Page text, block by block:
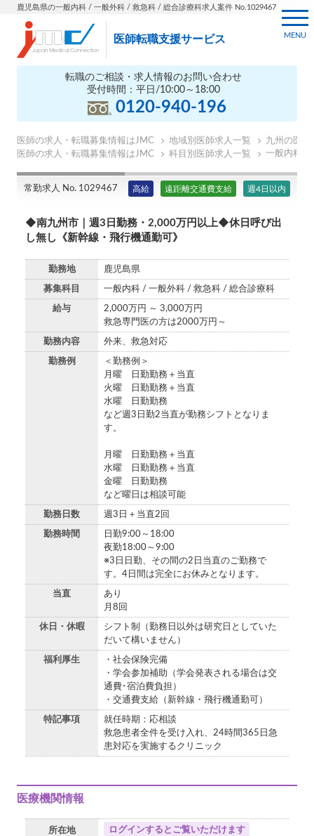
鹿児島県の一般内科 / 一般外科 / 救急科 / 総合診療科求人案件 No.1029467
医師転職支援サービス
転職のご相談・求人情報のお問い合わせ
受付時間：平日/10:00～18:00
0120-940-196
MENU
医師の求人・転職募集情報はJMC 地域別医師求人一覧
九州の医師
医師の求人・転職募集情報はJMC
科目別医師求人一覧 一般内科の
常勤求人 No. 1029467 高給 遠距離交通費支給 週4日以内
◆南九州市｜週3日勤務・2,000万円以上◆休日呼び出
し無し《新幹線・飛行機通勤可》
勤務地 鹿児島県
募集科目 一般内科 / 一般外科 / 救急科 / 総合診療科
給与
2,000万円 ～ 3,000万円
救急専門医の方は2000万円～
勤務内容 外来、救急対応
勤務例
＜勤務例＞
月曜 日勤勤務＋当直
火曜 日勤勤務＋当直
水曜 日勤勤務
など週3日勤2当直が勤務シフトとなりま
す。
月曜 日勤勤務＋当直
水曜 日勤勤務＋当直
金曜 日勤勤務
など曜日は相談可能
勤務日数 週3日＋当直2回
勤務時間
日勤9:00～18:00
夜勤18:00～9:00
※3日日勤、その間の2日当直のご勤務で
す。4日間は完全にお休みとなります。
当直
あり
月8回
休日・休暇
シフト制（勤務日以外は研究日としていた
だいて構いません）
福利厚生
・社会保険完備
・学会参加補助（学会発表される場合は交
通費･宿泊費負担）
・交通費支給（新幹線・飛行機通勤可）
特記事項
就任時期：応相談
救急患者全件を受け入れ、24時間365日急
患対応を実施するクリニック
医療機関情報
所在地 ログインするとご覧いただけます